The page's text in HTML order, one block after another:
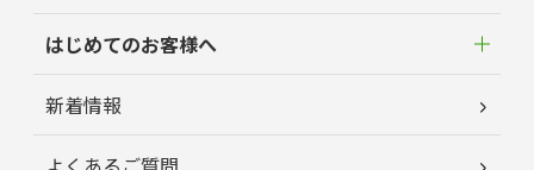
はじめてのお客様へ
新着情報